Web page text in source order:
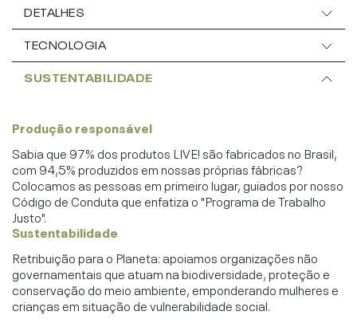
DETALHES
TECNOLOGIA
SUSTENTABILIDADE
Produção responsável
Sabia que 97% dos produtos LIVE! são fabricados no Brasil,
com 94,5% produzidos em nossas próprias fábricas?
Colocamos as pessoas em primeiro lugar, guiados por nosso
Código de Conduta que enfatiza o "Programa de Trabalho
Justo".
Sustentabilidade
Retribuição para o Planeta: apoiamos organizações não
governamentais que atuam na biodiversidade, proteção e
conservação do meio ambiente, emponderando mulheres e
crianças em situação de vulnerabilidade social.